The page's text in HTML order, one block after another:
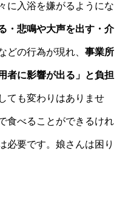
に入浴を嫌がるようにな
・悲鳴や大声を出す・介
どの行為が現れ、 事業所
者に影響が出る」と負担
ても変わりはありませ
食べることができるけれ
必要です。娘さんは困り